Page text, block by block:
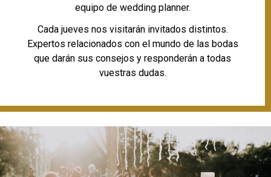
equipo de wedding planner.
Cada jueves nos visitarán invitados distintos.
Expertos relacionados con el mundo de las bodas
que darán sus consejos y responderán a todas
vuestras dudas.